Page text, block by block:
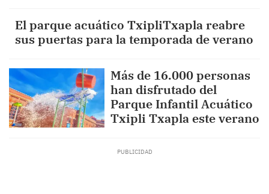
El parque acuático TxipliTxapla reabre
sus puertas para la temporada de verano
Más de 16.000 personas
han disfrutado del
Parque Infantil Acuático
Txipli Txapla este verano